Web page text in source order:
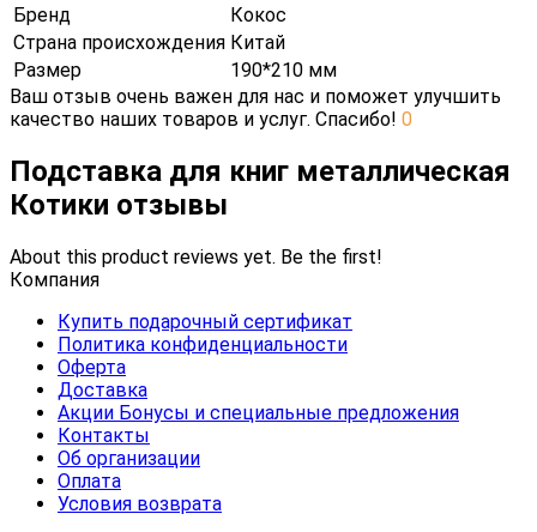
Бренд
Кокос
Страна происхождения Китай
Размер
190*210 мм
Ваш отзыв очень важен для нас и поможет улучшить
качество наших товаров и услуг. Спасибо! 0
Подставка для книг металлическая
Котики отзывы
About this product reviews yet. Be the first!
Компания
Купить подарочный сертификат
Политика конфиденциальности
Оферта
Доставка
Акции Бонусы и специальные предложения
Контакты
Об организации
Оплата
Условия возврата